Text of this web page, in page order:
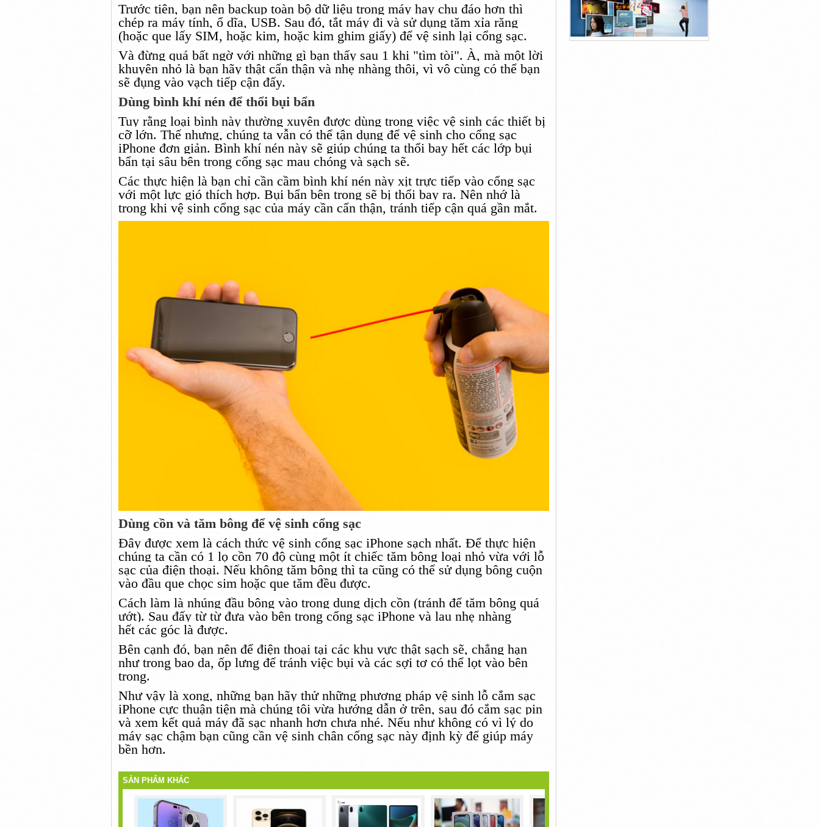
Trước tiên, bạn nên backup toàn bộ dữ liệu trong máy hay chu đáohơn thì
chép ra máy tính, ổ dĩa, USB. Sau đó, tắt máy đi và sử dụng tăm xỉa răng
(hoặc que lấy SIM, hoặc kim, hoặc kim ghim giấy) để vệ sinh lại cổng sạc.
Và đừng quá bất ngờ với những gì bạn thấy sau 1 khi "tìm tòi". À, mà mộtlời
khuyên nhỏ là bạn hãy thật cẩn thận và nhẹ nhàng thôi, vì vô cùng có thể bạn
sẽ đụng vào vạch tiếp cận đấy.
Dùngbình khí nén để thổi bụi bẩn
Tuy rằng loại bình này thường xuyên được dùng trong việc vệ sinh các thiết bị
cỡ lớn. Thế nhưng, chúng ta vẫn có thể tận dụng để vệ sinh cho cổng sạc
iPhone đơn giản. Bình khí nén này sẽ giúp chúng ta thổi bay hết các lớp bụi
bẩn tại sâu bên trong cổng sạc mau chóng và sạch sẽ.
Các thực hiện là bạn chỉ cần cầm bình khí nén này xịt trực tiếp vào cổng sạc
với mộtlực gió thích hợp. Bụi bẩn bên trong sẽ bị thổi bay ra. Nên nhớ là
trong khi vệ sinh cổng sạc của máy cần cẩn thận, tránh tiếp cận quá gần mắt.
Dùngcồn và tăm bông để vệ sinh cổng sạc
Đây được xem là cách thức vệ sinh cổng sạc iPhone sạch nhất. Để thực hiện
chúng ta cần có 1 lọ cồn 70 độ cùng mộtít chiếc tăm bông loại nhỏ vừa với lỗ
sạc của điện thoại. Nếu không tăm bông thì ta cũng có thể sử dụng bông cuộn
vào đầu que chọc sim hoặc que tăm đều được.
Cách làm là nhúng đầu bông vào trong dung dịch cồn (tránh để tăm bông quá
ướt). Sau đấytừ từ đưa vào bên trong cổng sạc iPhone và lau nhẹ nhàng
hết các góc là được.
Bên cạnh đó, bạn nên để điện thoại tại các khu vực thật sạch sẽ, chẳng hạn
như trong bao da, ốp lưng để tránh việc bụi và các sợi tơ có thể lọt vào bên
trong.
Như vậy là xong, những bạn hãy thử những phương phápvệ sinh lỗ cắm sạc
iPhone cực thuận tiện mà chúng tôi vừa hướng dẫn ởtrên, sau đócắm sạc pin
và xem kết quả máy đã sạc nhanh hơn chưa nhé. Nếu như không cóvì lý do
máy sạc chậm bạn cũng cần vệ sinh chân cổng sạc này định kỳ để giúp máy
bền hơn.
SẢN PHẨM KHÁC